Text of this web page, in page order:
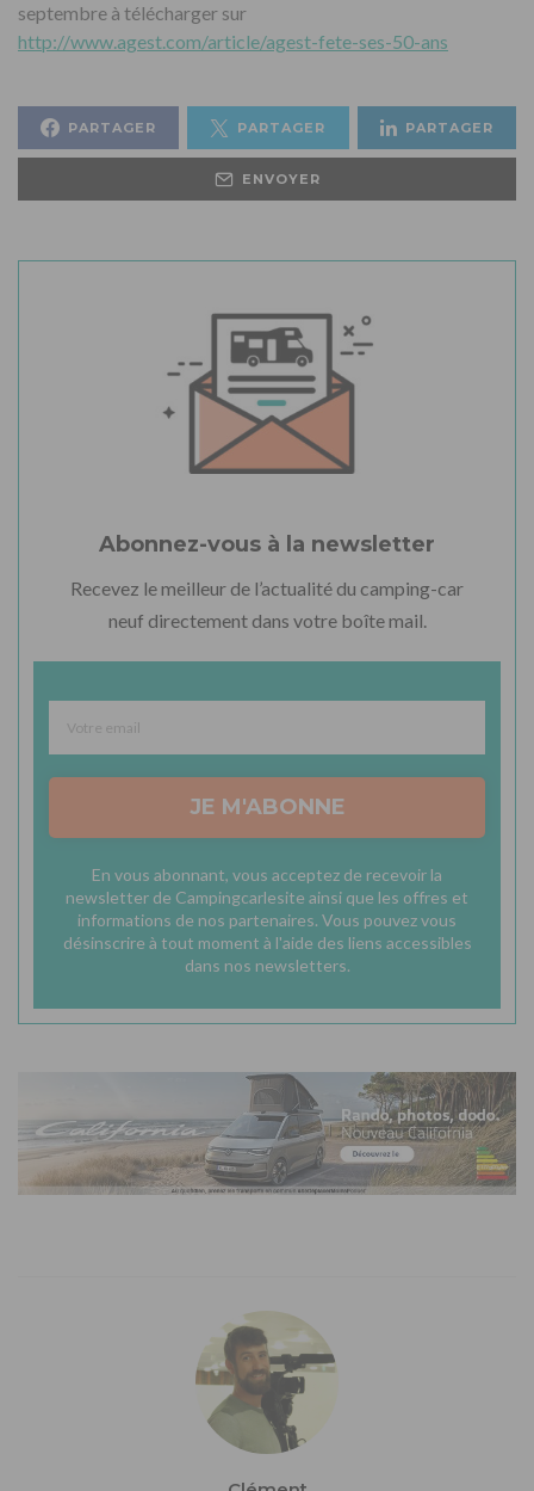
septembre à télécharger sur
http://www.agest.com/article/agest-fete-ses-50-ans
PARTAGER PARTAGER PARTAGER
ENVOYER
Abonnez-vous à la newsletter
Recevez le meilleur de l’actualité du camping-car
neuf directement dans votre boîte mail.
JE M'ABONNE
En vous abonnant, vous acceptez de recevoir la
newsletter de Campingcarlesite ainsi que les offres et
informations de nos partenaires. Vous pouvez vous
désinscrire à tout moment à l'aide des liens accessibles
dans nos newsletters.